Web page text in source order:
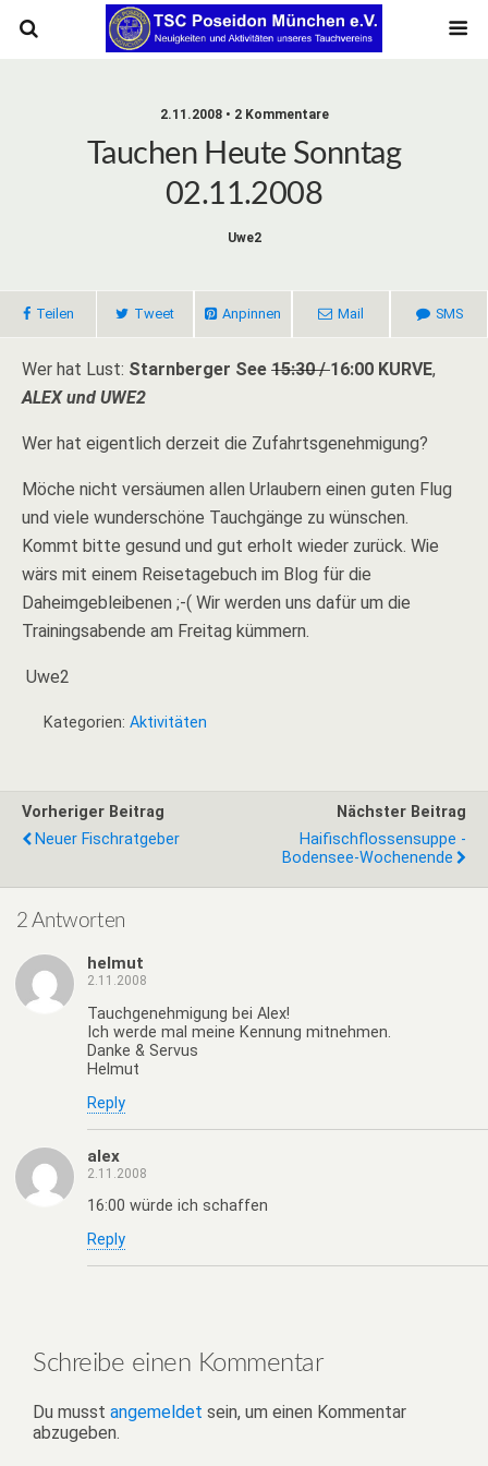
2.11.2008 • 2 Kommentare
Tauchen Heute Sonntag
02.11.2008
Uwe2
Teilen Tweet Anpinnen Mail SMS
Wer hat Lust: Starnberger See 15:30 /16:00 KURVE,
ALEX und UWE2
Wer hat eigentlich derzeit die Zufahrtsgenehmigung?
Möche nicht versäumen allen Urlaubern einen guten Flug
und viele wunderschöne Tauchgänge zu wünschen.
Kommt bitte gesund und gut erholt wieder zurück. Wie
wärs mit einem Reisetagebuch im Blog für die
Daheimgebleibenen ;-( Wir werden uns dafür um die
Trainingsabende am Freitag kümmern.
Uwe2
Kategorien: Aktivitäten
Vorheriger Beitrag
Neuer Fischratgeber
Nächster Beitrag
Haifischflossensuppe -
Bodensee-Wochenende
2 Antworten
helmut
2.11.2008
Tauchgenehmigung bei Alex!
Ich werde mal meine Kennung mitnehmen.
Danke & Servus
Helmut
Reply
alex
2.11.2008
16:00 würde ich schaffen
Reply
Schreibe einen Kommentar
Du musst angemeldet sein, um einen Kommentar
abzugeben.